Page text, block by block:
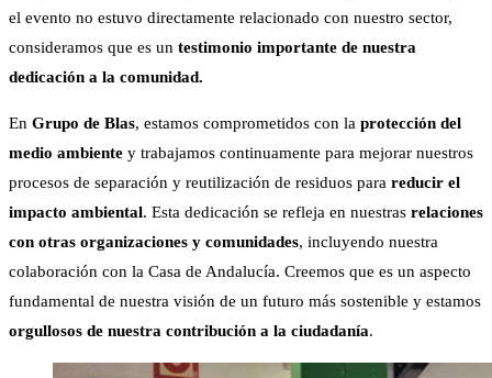
el evento no estuvo directamente relacionado con nuestro sector,
consideramos que es un testimonio importante de nuestra
dedicación a la comunidad.
En Grupo de Blas, estamos comprometidos con la protección del
medio ambiente y trabajamos continuamente para mejorar nuestros
procesos de separación y reutilización de residuos para reducir el
impacto ambiental. Esta dedicación se refleja en nuestras relaciones
con otras organizaciones y comunidades, incluyendo nuestra
colaboración con la Casa de Andalucía. Creemos que es un aspecto
fundamental de nuestra visión de un futuro más sostenible y estamos
orgullosos de nuestra contribución a la ciudadanía.